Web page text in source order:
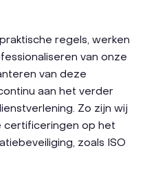
regels, werken
van onze
van deze
aan het verder
Zo zijn wij
certificeringen op het
zoals ISO